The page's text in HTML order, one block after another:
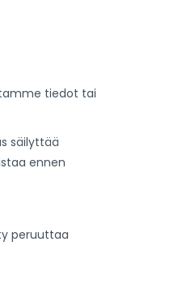
tiedot tai
säilyttää
ennen
peruuttaa